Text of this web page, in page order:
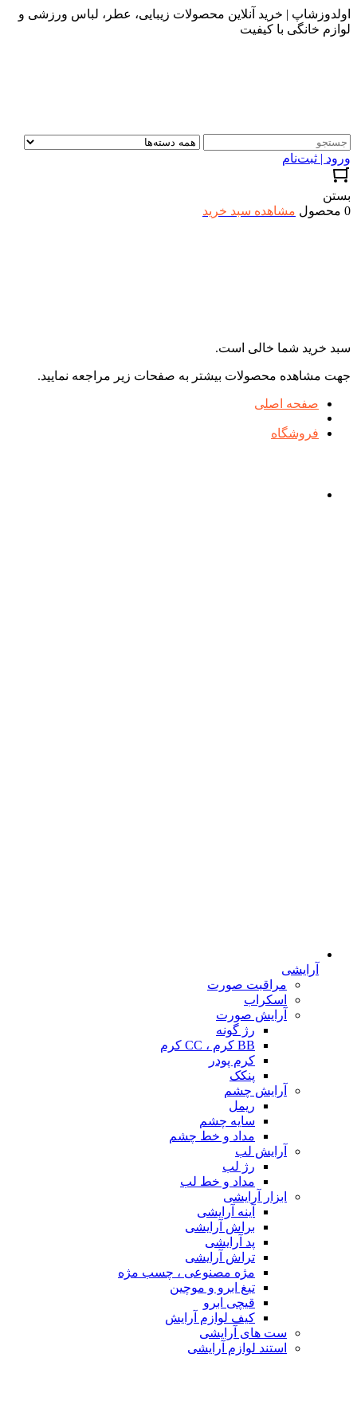
اولدوزشاپ | خرید آنلاین محصولات زیبایی، عطر، لباس ورزشی و
لوازم خانگی با کیفیت
ورود | ثبت‌نام
بستن
0 محصول
مشاهده سبد خرید
سبد خرید شما خالی است.
جهت مشاهده محصولات بیشتر به صفحات زیر مراجعه نمایید.
صفحه اصلی
فروشگاه
آرایشی
مراقبت صورت
اسکراب
آرایش صورت
رژ گونه
BB کرم ، CC کرم
کرم پودر
پنکک
آرایش چشم
ریمل
سایه چشم
مداد و خط چشم
آرایش لب
رژ لب
مداد و خط لب
ابزار آرایشی
آینه آرایشی
براش آرایشی
پد آرایشی
تراش آرایشی
مژه مصنوعی ، چسب مژه
تیغ ابرو و موچین
قیچی ابرو
کیف لوازم آرایش
ست های آرایشی
استند لوازم آرایشی